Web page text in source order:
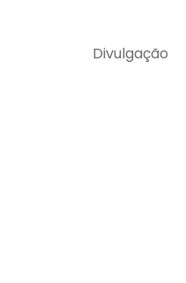
Divulgação